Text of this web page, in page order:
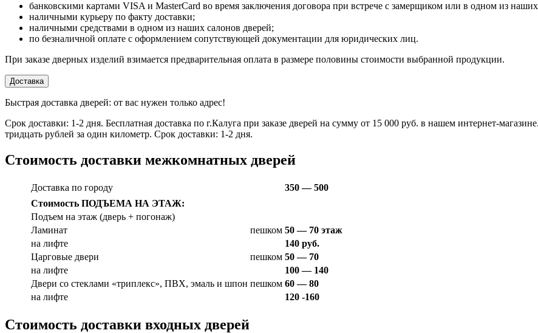
банковскими картами VISA и MasterCard во время заключения договора при встрече с замерщиком или в одном из
наличными курьеру по факту доставки;
наличными средствами в одном из наших салонов дверей;
по безналичной оплате с оформлением сопутствующей документации для юридических лиц.
При заказе дверных изделий взимается предварительная оплата в размере половины стоимости выбранной продукции.
Доставка
Быстрая доставка дверей: от вас нужен только адрес!
Срок доставки: 1-2 дня. Бесплатная доставка по г.Калуга при заказе дверей на сумму от 15 000 руб. в нашем интернет-
тридцать рублей за один километр. Срок доставки: 1-2 дня.
Стоимость доставки межкомнатных дверей
Доставка по городу
350 — 500
Стоимость ПОДЪЕМА НА ЭТАЖ:
Подъем на этаж (дверь + погонаж)
Ламинат
пешком 50 — 70 этаж
на лифте
140 руб.
Царговые двери
пешком 50 — 70
на лифте
100 — 140
Двери со стеклами «триплекс», ПВХ, эмаль и шпон пешком 60 — 80
на лифте
120 -160
Стоимость доставки входных дверей